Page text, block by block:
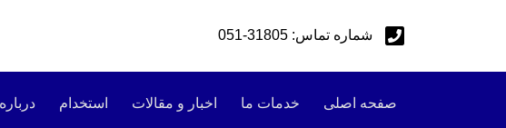
شماره تماس: 31805-051
صفحه اصلی خدمات ما اخبار و مقالات استخدام